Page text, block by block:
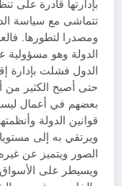
بإدارتها قادرة على
تتماشى مع سياسة
ومصدرا لتطورها.
الدولة وهو مسؤولية
الدول فشلت بإدارة
حتى أصبح الكثير من
بعضهم في أعمال
قوانين الدولة
ويرتقي به إلى
الصور ويتميز عن
ويسيطر على